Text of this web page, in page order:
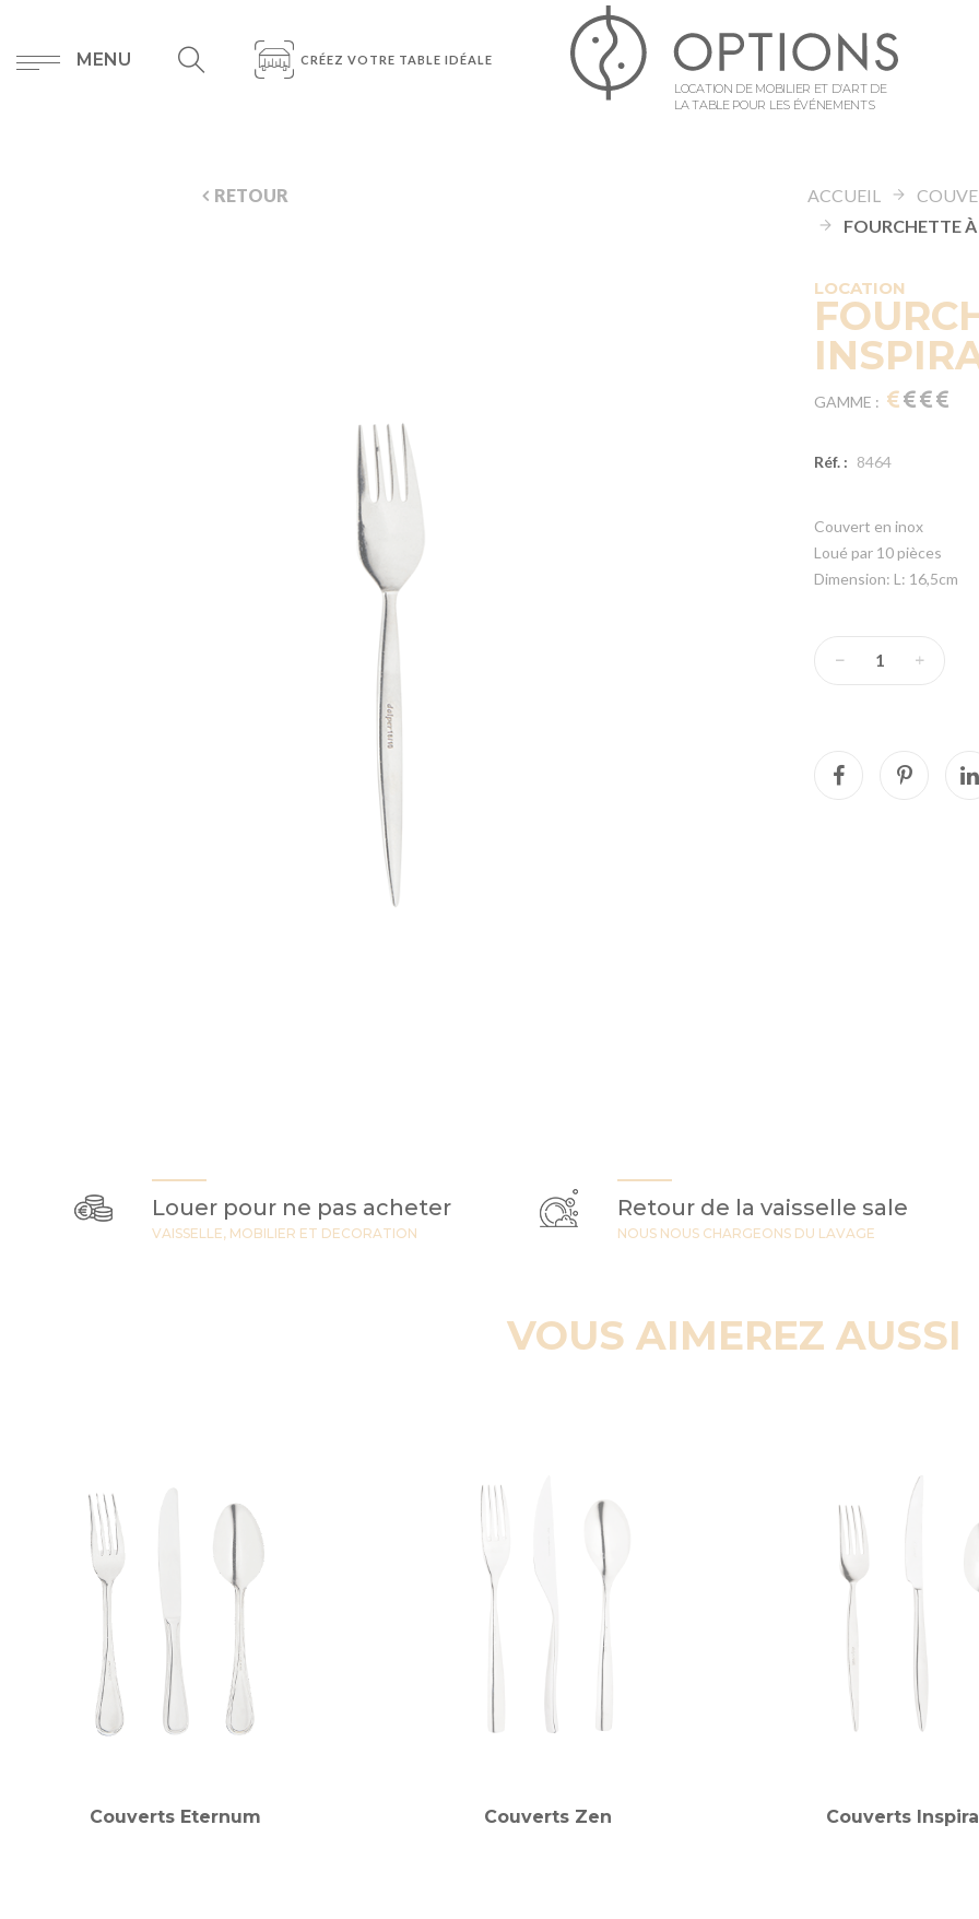
MENU CRÉEZ VOTRE TABLE IDÉALE
LOCATION DE MOBILIER ET D’ART DE
LA TABLE POUR LES ÉVÉNEMENTS
RETOUR ACCUEIL
LOCATION
GAMME :
Réf. : 8464
Couvert en inox
Loué par 10 pièces
Dimension: L: 16,5cm
Louer pour ne pas acheter
VAISSELLE, MOBILIER ET DECORATION
Retour de la vaisselle sale
NOUS NOUS CHARGEONS DU LAVAGE
VOUS AIMEREZ AUSSI
Couverts Eternum Couverts Zen Couverts